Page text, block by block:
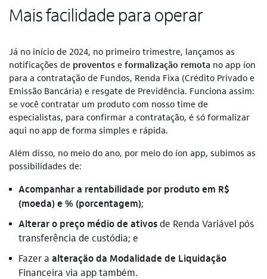
Mais facilidade para operar
Já no início de 2024, no primeiro trimestre, lançamos as
notificações de proventos e formalização remota no app íon
para a contratação de Fundos, Renda Fixa (Crédito Privado e
Emissão Bancária) e resgate de Previdência. Funciona assim:
se você contratar um produto com nosso time de
especialistas, para confirmar a contratação, é só formalizar
aqui no app de forma simples e rápida.
Além disso, no meio do ano, por meio do íon app, subimos as
possibilidades de:
Acompanhar a rentabilidade por produto em R$
(moeda) e % (porcentagem);
Alterar o preço médio de ativosde Renda Variável pós
transferência de custódia; e
Fazer a alteração da Modalidade de Liquidação
Financeira via app também.